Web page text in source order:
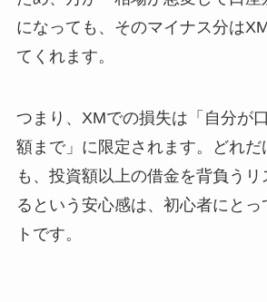
になっても、そのマイナス分は
てくれます。
つまり、XMでの損失は「自分が
額まで」に限定されます。どれだ
も、投資額以上の借金を背負う
るという安心感は、初心者にとっ
トです。